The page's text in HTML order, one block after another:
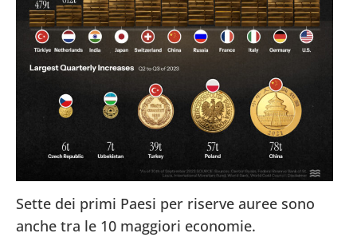
Sette dei primi Paesi per riserve auree sono
anche tra le 10 maggiori economie.